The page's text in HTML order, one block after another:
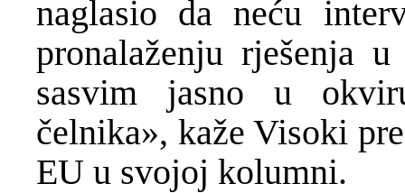
naglasio da neću
pronalaženju rješenja
sasvim jasno u
čelnika», kaže Visoki
EU u svojoj kolumni.